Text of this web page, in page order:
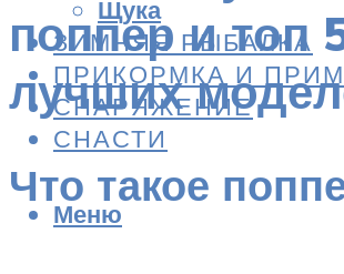
Щука
ЗИМНЯЯ РЫБАЛКА
ПРИКОРМКА И
СНАРЯЖЕНИЕ
СНАСТИ
Меню
поппер и топ
лучших
Что такое